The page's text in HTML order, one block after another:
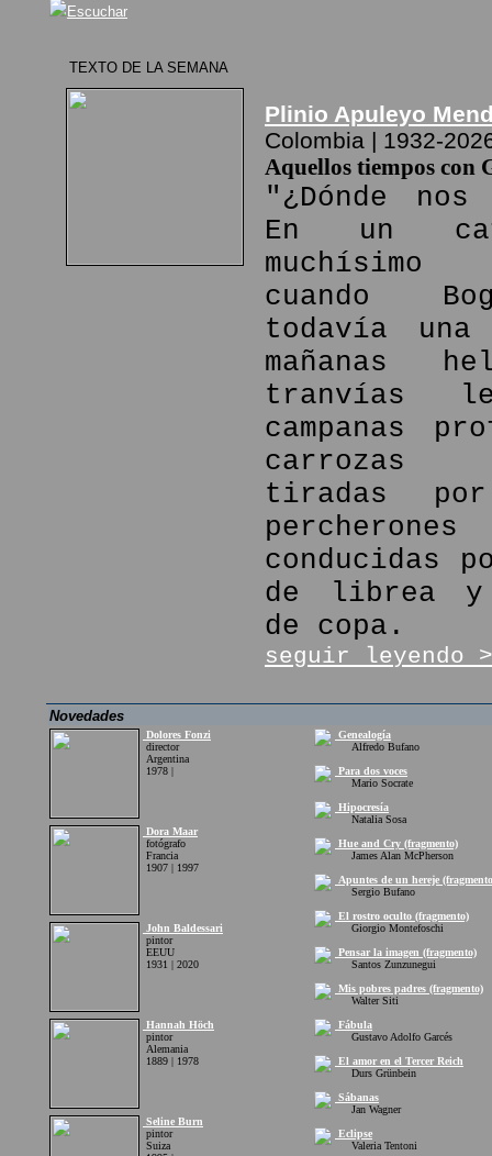
Escuchar
TEXTO DE LA SEMANA
Plinio Apuleyo
Colombia | 1932-
Aquellos tiempos con
"¿Dónde nos
En un
cuando
todavía una
mañanas
tranvías
campanas
carrozas
tiradas
conducidas
de librea y
de copa.
seguir leyendo
Novedades
Dolores Fonzi
director
Argentina
1978 |
Dora Maar
fotógrafo
Francia
1907 | 1997
John Baldessari
pintor
EEUU
1931 | 2020
Hannah Höch
pintor
Alemania
1889 | 1978
Seline Burn
pintor
Suiza
Genealogía
Alfredo Bufano
Para dos voces
Mario Socrate
Hipocresía
Natalia Sosa
Hue and Cry (fragmento)
James Alan McPherson
Apuntes de un hereje
Sergio Bufano
El rostro oculto (fragmento)
Giorgio Montefoschi
Pensar la imagen (fragmento)
Santos Zunzunegui
Mis pobres padres (fragmento)
Walter Siti
Fábula
Gustavo Adolfo Garcés
El amor en el Tercer Reich
Durs Grünbein
Sábanas
Jan Wagner
Eclipse
Valeria Tentoni